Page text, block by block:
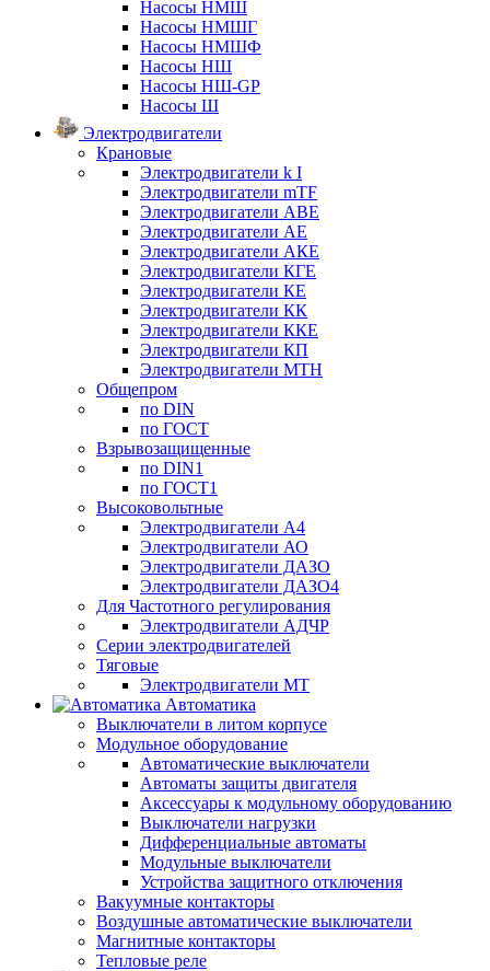
Насосы НМШ
Насосы НМШГ
Насосы НМШФ
Насосы НШ
Насосы НШ-GP
Насосы Ш
Электродвигатели
Крановые
Электродвигатели k I
Электродвигатели mTF
Электродвигатели АВЕ
Электродвигатели АЕ
Электродвигатели АКЕ
Электродвигатели КГЕ
Электродвигатели КЕ
Электродвигатели КК
Электродвигатели ККЕ
Электродвигатели КП
Электродвигатели МТН
Общепром
по DIN
по ГОСТ
Взрывозащищенные
по DIN1
по ГОСТ1
Высоковольтные
Электродвигатели А4
Электродвигатели АО
Электродвигатели ДАЗО
Электродвигатели ДАЗО4
Для Частотного регулирования
Электродвигатели АДЧР
Серии электродвигателей
Тяговые
Электродвигатели МТ
Автоматика
Выключатели в литом корпусе
Модульное оборудование
Автоматические выключатели
Автоматы защиты двигателя
Аксессуары к модульному оборудованию
Выключатели нагрузки
Дифференциальные автоматы
Модульные выключатели
Устройства защитного отключения
Вакуумные контакторы
Воздушные автоматические выключатели
Магнитные контакторы
Тепловые реле